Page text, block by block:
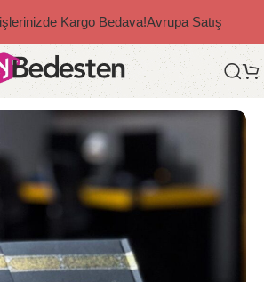
Kargo Bedava!Avrupa Satış
Ve Dua